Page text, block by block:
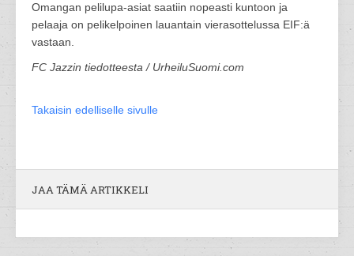
Omangan pelilupa-asiat saatiin nopeasti kuntoon ja
pelaaja on pelikelpoinen lauantain vierasottelussa EIF:ä
vastaan.
FC Jazzin tiedotteesta / UrheiluSuomi.com
Takaisin edelliselle sivulle
JAA TÄMÄ ARTIKKELI